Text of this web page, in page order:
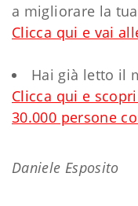
a migliorare la
Clicca qui e vai
Hai già letto il
Clicca qui e
30.000 persone
Daniele Esposito